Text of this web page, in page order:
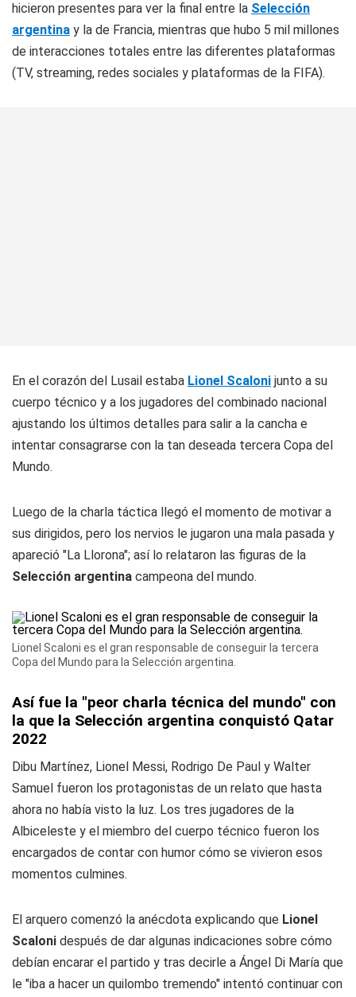
hicieron presentes para ver la final entre la Selección
argentina y la de Francia, mientras que hubo 5 mil millones
de interacciones totales entre las diferentes plataformas
(TV, streaming, redes sociales y plataformas de la FIFA).
En el corazón del Lusail estaba Lionel Scaloni junto a su
cuerpo técnico y a los jugadores del combinado nacional
ajustando los últimos detalles para salir a la cancha e
intentar consagrarse con la tan deseada tercera Copa del
Mundo.
Luego de la charla táctica llegó el momento de motivar a
sus dirigidos, pero los nervios le jugaron una mala pasada y
apareció "La Llorona"; así lo relataron las figuras de la
Selección argentina campeona del mundo.
Lionel Scaloni es el gran responsable de conseguir la tercera
Copa del Mundo para la Selección argentina.
Así fue la "peor charla técnica del mundo" con
la que la Selección argentina conquistó Qatar
2022
Dibu Martínez, Lionel Messi, Rodrigo De Paul y Walter
Samuel fueron los protagonistas de un relato que hasta
ahora no había visto la luz. Los tres jugadores de la
Albiceleste y el miembro del cuerpo técnico fueron los
encargados de contar con humor cómo se vivieron esos
momentos culmines.
El arquero comenzó la anécdota explicando que Lionel
Scaloni después de dar algunas indicaciones sobre cómo
debían encarar el partido y tras decirle a Ángel Di María que
le "iba a hacer un quilombo tremendo" intentó continuar con